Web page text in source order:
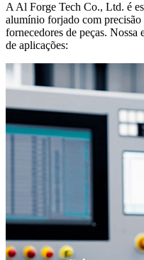
A Al Forge Tech Co., Ltd. é
alumínio forjado com precisão
fornecedores de peças. Nossa
de aplicações: